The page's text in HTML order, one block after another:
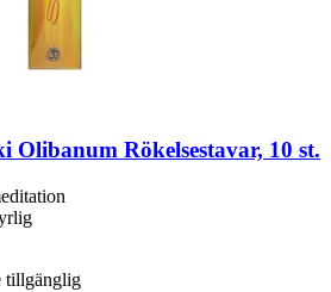
Olibanum Rökelsestavar, 10 st.
tillgänglig